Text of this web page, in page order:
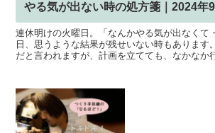
やる気が出ない時の処方箋｜2024年
連休明けの火曜日。「なんかやる気が出なくて
日、思うような結果が残せいない時もあります
だと言われますが、計画を立てても、なかなか